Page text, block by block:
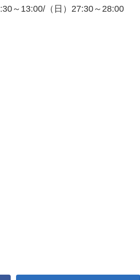
～13:00/（日）27:30～28:00